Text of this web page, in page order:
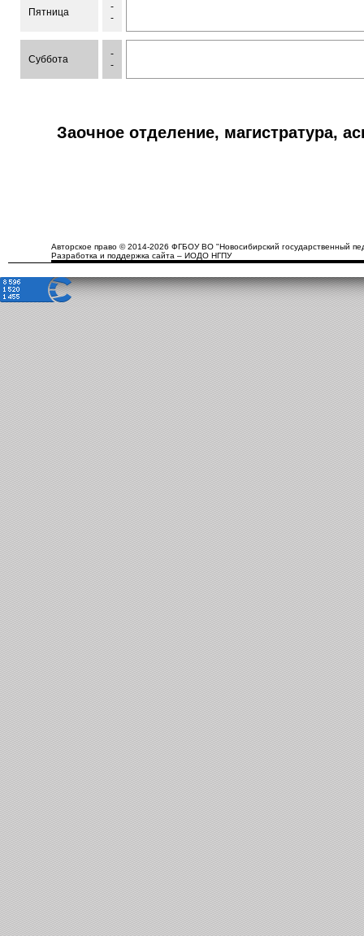
Пятница
-
-
Суббота
-
-
Заочное отделение, магистратура,
Авторское право © 2014-2026 ФГБОУ ВО "Новосибирский государственный
Разработка и поддержка сайта – ИОДО НГПУ